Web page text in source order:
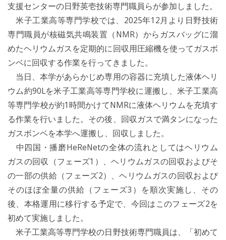
支援センターの日野英壱技術専門職員らが参加しました。
米子工業高等専門学校では、2025年12月より日野技術
専門職員が核磁気共鳴装置（NMR）からガスバッグに溜
めたヘリウムガスを定期的に回収用圧縮機を使ってガスボ
ンベに回収する作業を行ってきました。
当日、本学があらかじめ専用の容器に充填した液体ヘリ
ウム約90Lを米子工業高等専門学校に運搬し、米子工業高
等専門学校が約1時間かけてNMRに液体ヘリウムを充填す
る作業を行いました。その後、回収ガスで満タンになった
ガスボンベを本学へ運搬し、回収しました。
中四国・播磨HeReNetの全体の流れとしてはヘリウム
ガスの回収（フェーズ1）、ヘリウムガスの回収およびそ
の一部の供給（フェーズ2）、ヘリウムガスの回収および
そのほぼ全量の供給（フェーズ3）を順次実施し、その
後、本格運用に移行する予定で、今回はこのフェーズ2を
初めて実施しました。
米子工業高等専門学校の日野技術専門職員は、「初めて